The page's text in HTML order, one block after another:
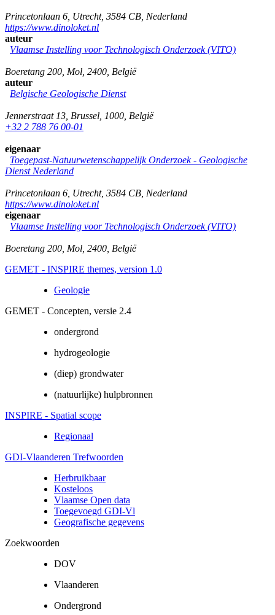
Princetonlaan 6 Utrecht, 3584 CB Nederland
https://www.dinoloket.nl
auteur
Vlaamse Instelling voor Technologisch Onderzoek (VITO)
Boeretang 200 Mol 2400 België
auteur
Belgische Geologische Dienst
Jennerstraat 13 Brussel 1000 België
+32 2 788 76 00-01
eigenaar
Toegepast-Natuurwetenschappelijk Onderzoek - Geologische
Dienst Nederland
Princetonlaan 6 Utrecht, 3584 CB Nederland
https://www.dinoloket.nl
eigenaar
Vlaamse Instelling voor Technologisch Onderzoek (VITO)
Boeretang 200 Mol 2400 België
GEMET - INSPIRE themes, version 1.0
Geologie
GEMET - Concepten, versie 2.4
ondergrond
hydrogeologie
(diep) grondwater
(natuurlijke) hulpbronnen
INSPIRE - Spatial scope
Regionaal
GDI-Vlaanderen Trefwoorden
Herbruikbaar
Kosteloos
Vlaamse Open data
Toegevoegd GDI-Vl
Geografische gegevens
Zoekwoorden
DOV
Vlaanderen
Ondergrond